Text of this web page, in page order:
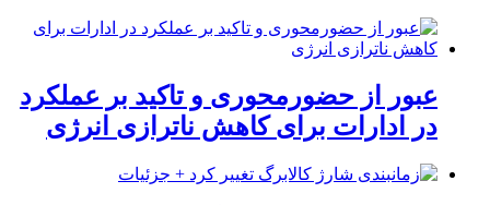
عبور از حضورمحوری و تاکید بر عملکرد
در ادارات برای کاهش ناترازی انرژی